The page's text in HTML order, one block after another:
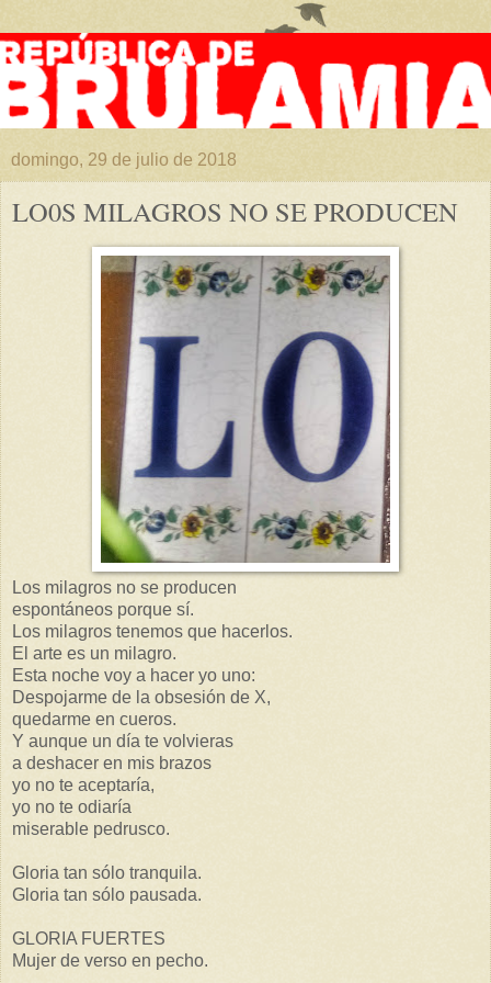
domingo, 29 de julio de 2018
LO0S MILAGROS NO SE PRODUCEN
Los milagros no se producen
espontáneos porque sí.
Los milagros tenemos que hacerlos.
El arte es un milagro.
Esta noche voy a hacer yo uno:
Despojarme de la obsesión de X,
quedarme en cueros.
Y aunque un día te volvieras
a deshacer en mis brazos
yo no te aceptaría,
yo no te odiaría
miserable pedrusco.
Gloria tan sólo tranquila.
Gloria tan sólo pausada.
GLORIA FUERTES
Mujer de verso en pecho.